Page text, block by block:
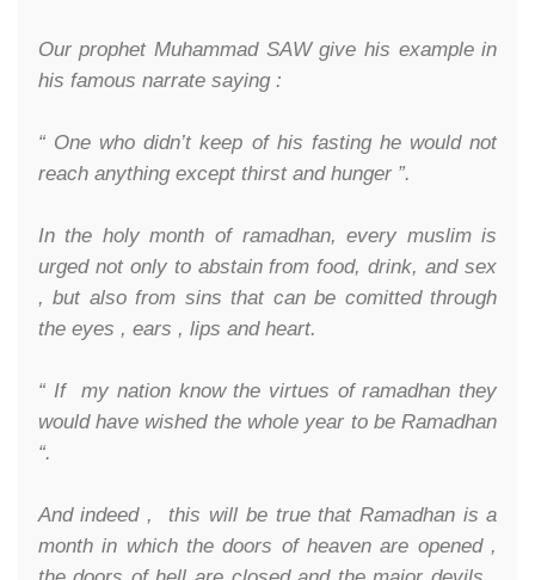
Our prophet Muhammad SAW give his example in
his famous narrate saying :
“ One who didn’t keep of his fasting he would not
reach anything except thirst and hunger ”.
In the holy month of ramadhan, every muslim is
urged not only to abstain from food, drink, and sex
, but also from sins that can be comitted through
the eyes , ears , lips and heart.
“ If my nation know the virtues of ramadhan they
would have wished the whole year to be Ramadhan
“.
And indeed , this will be true that Ramadhan is a
month in which the doors of heaven are opened ,